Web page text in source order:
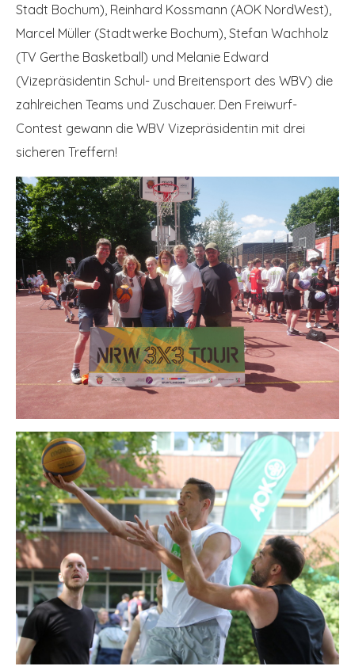
Stadt Bochum), Reinhard Kossmann (AOK NordWest),
Marcel Müller (Stadtwerke Bochum), Stefan Wachholz
(TV Gerthe Basketball) und Melanie Edward
(Vizepräsidentin Schul- und Breitensport des WBV) die
zahlreichen Teams und Zuschauer. Den Freiwurf-
Contest gewann die WBV Vizepräsidentin mit drei
sicheren Treffern!